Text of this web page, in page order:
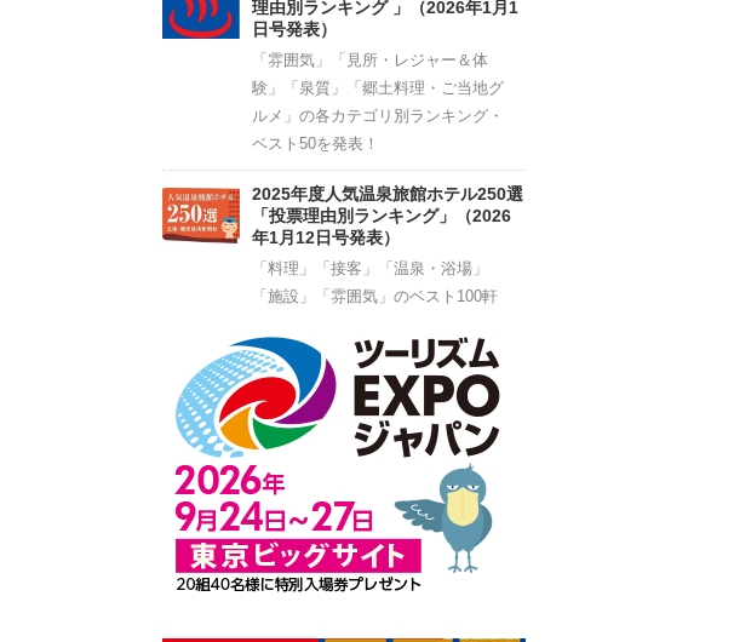
理由別ランキング 」（2026年1月1
日号発表）
「雰囲気」「見所・レジャー＆体
験」「泉質」「郷土料理・ご当地グ
ルメ」の各カテゴリ別ランキング・
ベスト50を発表！
2025年度人気温泉旅館ホテル250選
「投票理由別ランキング」（2026
年1月12日号発表）
「料理」「接客」「温泉・浴場」
「施設」「雰囲気」のベスト100軒